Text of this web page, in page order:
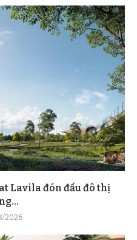
Lavila đón đầu đô thị
2026